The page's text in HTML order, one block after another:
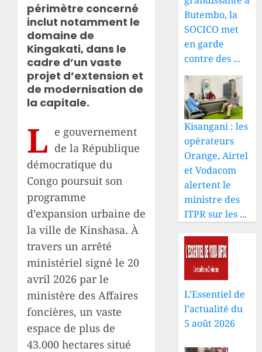
périmètre concerné
inclut notamment le
domaine de
Kingakati, dans le
cadre d’un vaste
projet d’extension et
de modernisation de
la capitale.
L e gouvernement
de la République
démocratique du
Congo poursuit son
programme
d’expansion urbaine de
la ville de Kinshasa. À
travers un arrêté
ministériel signé le 20
avril 2026 par le
ministère des Affaires
foncières, un vaste
espace de plus de
43.000 hectares situé
Butembo, la
SOCICO met
en garde
contre des ...
Kisangani : les
opérateurs
Orange, Airtel
et Vodacom
alertent le
ministre des
ITPR sur les ...
L’Essentiel de
l’actualité du
5 août 2026